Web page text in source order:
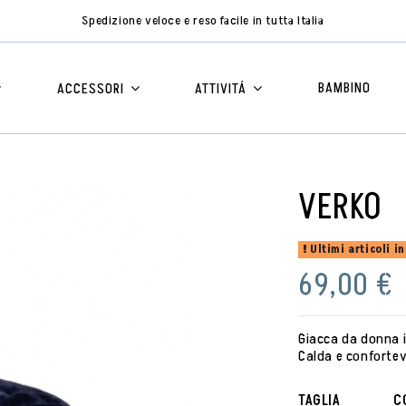
Spedizione veloce e reso facile in tutta Italia
ACCESSORI ATTIVITÁ BAMBINO
VERKO
Ultimi articoli in
69,00 €
Giacca da donna
Calda e
TAGLIA